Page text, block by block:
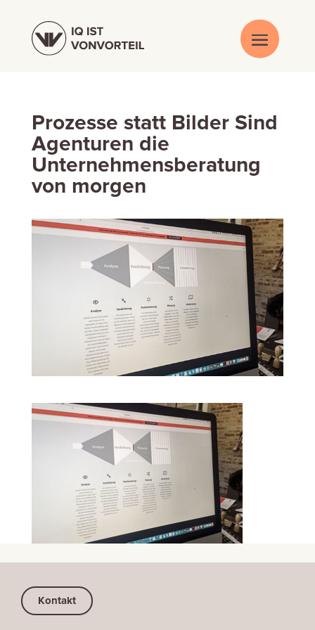
Prozesse statt Bilder Sind
Agenturen die
Unternehmensberatung
von morgen
Kontakt